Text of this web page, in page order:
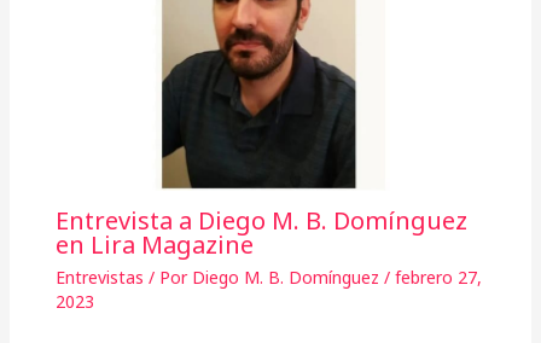
Entrevista a Diego M. B. Domínguez
en Lira Magazine
Entrevistas / Por Diego M. B. Domínguez / febrero 27,
2023